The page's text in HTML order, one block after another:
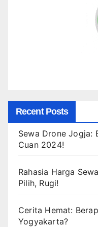
Recent Posts
Sewa Drone Jogja:
Cuan 2024!
Rahasia Harga
Pilih, Rugi!
Cerita Hemat:
Yogyakarta?